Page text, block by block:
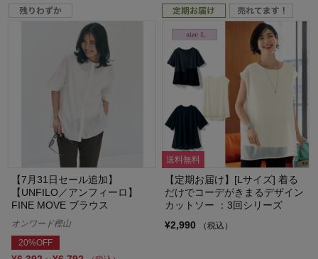
【7月31日セール追加】
【UNFILO／アンフィーロ】
FINE MOVE ブラウス
オンワード樫山
20%OFF
送料無料
【定期お届け】[Lサイズ] 着る
だけでコーデがきまるデザイン
カットソー ：3回シリーズ
¥2,990
（税込）